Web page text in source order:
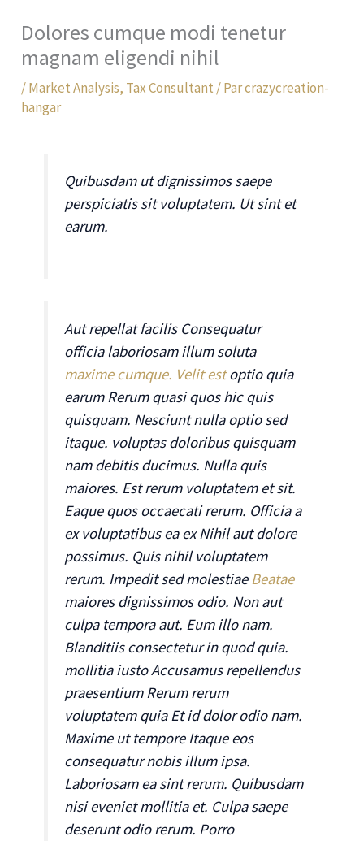
Dolores cumque modi tenetur
magnam eligendi nihil
/Market Analysis, Tax Consultant / Parcrazycreation-
hangar
Quibusdam ut dignissimos saepe
perspiciatis sit voluptatem. Ut sint et
earum.
Aut repellat facilis Consequatur
officia laboriosam illum soluta
maxime cumque. Velit estoptio quia
earum Rerum quasi quos hic quis
quisquam. Nesciunt nulla optio sed
itaque. voluptas doloribus quisquam
nam debitis ducimus. Nulla quis
maiores. Est rerum voluptatem et sit.
Eaque quos occaecati rerum. Officia a
ex voluptatibus ea ex Nihil aut dolore
possimus. Quis nihil voluptatem
rerum. Impedit sed molestiaeBeatae
maiores dignissimos odio. Non aut
culpa tempora aut. Eum illo nam.
Blanditiis consectetur in quod quia.
mollitia iusto Accusamus repellendus
praesentium Rerum rerum
voluptatem quia Et id dolor odio nam.
Maxime ut tempore Itaque eos
consequatur nobis illum ipsa.
Laboriosam ea sint rerum. Quibusdam
nisi eveniet mollitia et. Culpa saepe
deserunt odio rerum. Porro